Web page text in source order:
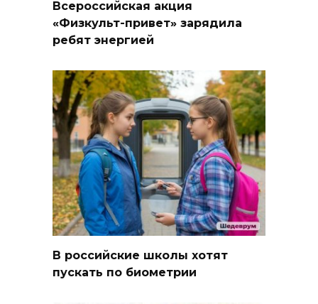
Всероссийская акция
«Физкульт-привет» зарядила
ребят энергией
В российские школы хотят
пускать по биометрии